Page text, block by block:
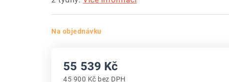
Na objednávku
55 539 Kč
45 900 Kč bez DPH